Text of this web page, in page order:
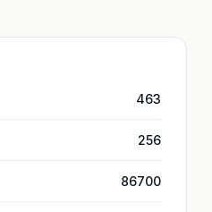
463
256
86700